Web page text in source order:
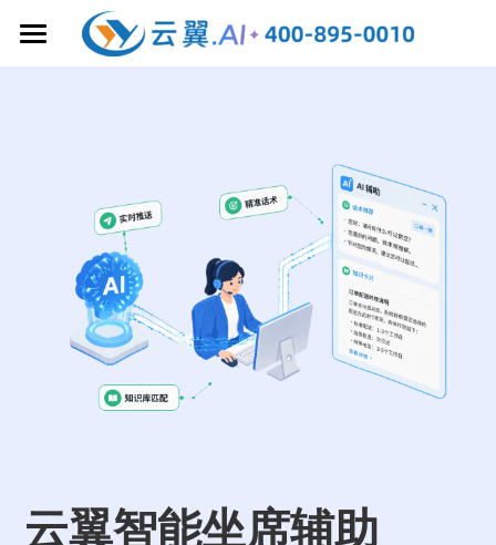
AI 语音机器人
大模型质检
智能坐席辅助
YunYee AI 智能体
全渠道 AI 在线客服
云呼叫中心
5G 视频客服
全球 AI 客服
业务协作
AI 知识库
CRM 客户管理
企微 AI 客服
AI获客/销售管理
AI 工作手机
AI 智能工牌
云翼企搜客
AI客服/呼叫中心
私有云呼叫中心
智能客服
产品&场景解决方案
云翼智能坐席辅助